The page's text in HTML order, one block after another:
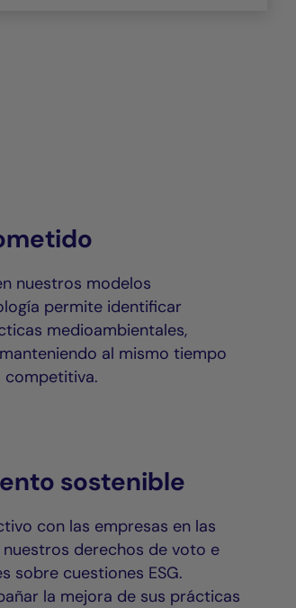
nuestros modelos
permite identificar
medioambientales,
al mismo tiempo
competitiva.
sostenible
con las empresas en las
derechos de voto e
sobre cuestiones ESG.
la mejora de sus prácticas